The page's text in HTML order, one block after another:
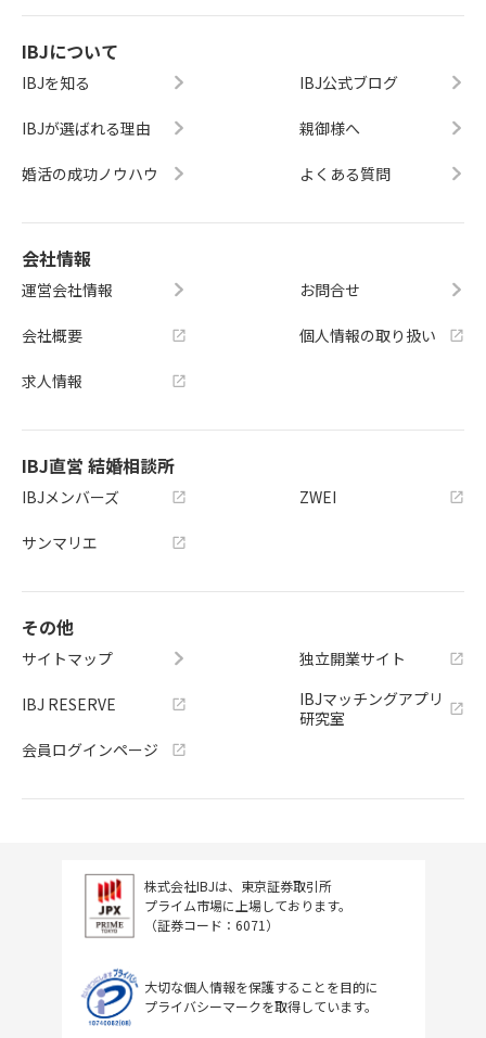
IBJについて
IBJを知る
IBJが選ばれる理由
婚活の成功ノウハウ
IBJ公式ブログ
親御様へ
よくある質問
会社情報
運営会社情報
会社概要
求人情報
お問合せ
個人情報の取り扱い
IBJ直営 結婚相談所
IBJメンバーズ
サンマリエ
ZWEI
その他
サイトマップ
IBJ RESERVE
会員ログインページ
独立開業サイト
IBJマッチングアプリ
研究室
株式会社IBJは、東京証券取引所
プライム市場に上場しております。
（証券コード：6071）
大切な個人情報を保護することを目的に
プライバシーマークを取得しています。